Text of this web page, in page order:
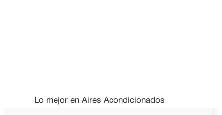
Lo mejor en Aires Acondicionados